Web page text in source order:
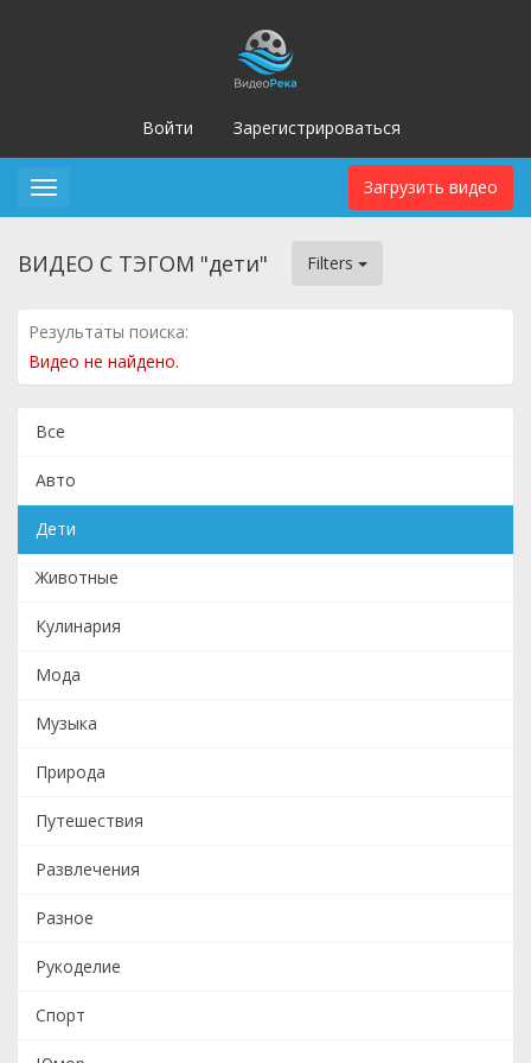
Войти Зарегистрироваться
Загрузить видео
Toggle
ВИДЕО С ТЭГОМ "дети" Filters
Результаты поиска:
Видео не найдено.
Все
Авто
Дети
Животные
Кулинария
Мода
Музыка
Природа
Путешествия
Развлечения
Разное
Рукоделие
Спорт